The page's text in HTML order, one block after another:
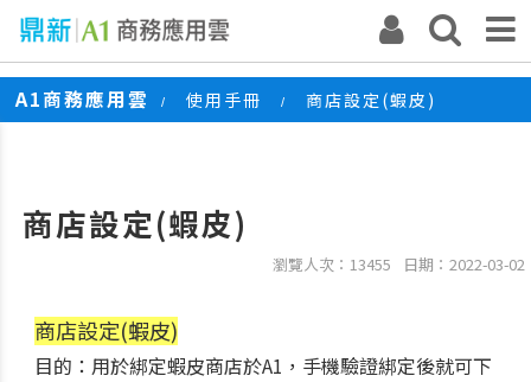
A1商務應用雲 / 使用手冊 / 商店設定(蝦皮)
商店設定(蝦皮)
瀏覽人次：13455 日期：2022-03-02
商店設定(蝦皮)
目的：用於綁定蝦皮商店於A1，手機驗證綁定後就可下